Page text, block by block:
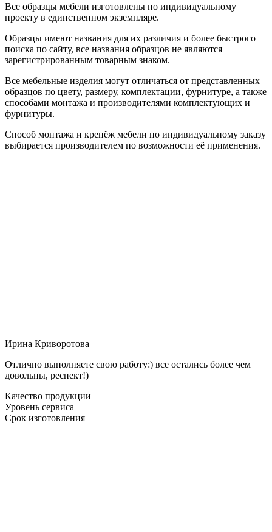
Все образцы мебели изготовлены по индивидуальному
проекту в единственном экземпляре.
Образцы имеют названия для их различия и более быстрого
поиска по сайту, все названия образцов не являются
зарегистрированным товарным знаком.
Все мебельные изделия могут отличаться от представленных
образцов по цвету, размеру, комплектации, фурнитуре, а также
способами монтажа и производителями комплектующих и
фурнитуры.
Способ монтажа и крепёж мебели по индивидуальному заказу
выбирается производителем по возможности её применения.
Ирина Криворотова
Отлично выполняете свою работу:) все остались более чем
довольны, респект!)
Качество продукции
Уровень сервиса
Срок изготовления